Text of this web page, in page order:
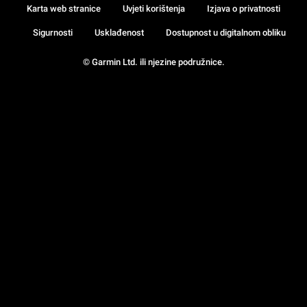
© Garmin Ltd. ili njezine podružnice.
Karta web stranice Uvjeti korištenja Izjava o privatnosti
Sigurnosti Usklađenost Dostupnost u digitalnom obliku